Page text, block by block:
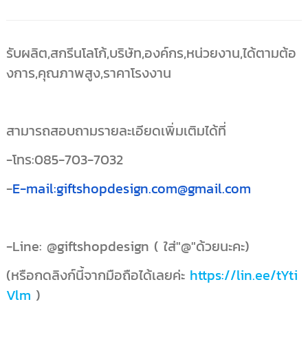
รับผลิต,สกรีนโลโก้,บริษัท,องค์กร,หน่วยงาน,ได้ตามต้อ
งการ,คุณภาพสูง,ราคาโรงงาน
สามารถสอบถามรายละเอียดเพิ่มเติมได้ที่
-โทร:085-703-7032
-E-mail:giftshopdesign.com@gmail.com
-Line: @giftshopdesign ( ใส่"@"ด้วยนะคะ)
(หรือกดลิงก์นี้จากมือถือได้เลยค่ะ https://lin.ee/tYti
Vlm )